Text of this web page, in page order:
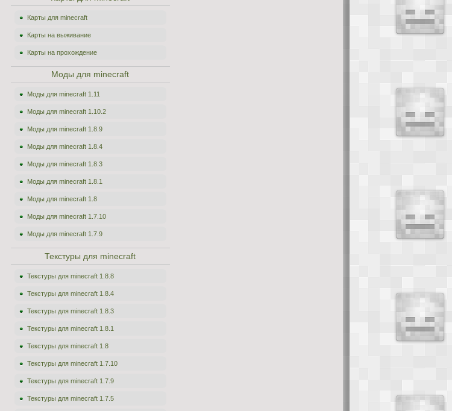
Карты для minecraft
Карты на выживание
Карты на прохождение
Моды для minecraft
Моды для minecraft 1.11
Моды для minecraft 1.10.2
Моды для minecraft 1.8.9
Моды для minecraft 1.8.4
Моды для minecraft 1.8.3
Моды для minecraft 1.8.1
Моды для minecraft 1.8
Моды для minecraft 1.7.10
Моды для minecraft 1.7.9
Текстуры для minecraft
Текстуры для minecraft 1.8.8
Текстуры для minecraft 1.8.4
Текстуры для minecraft 1.8.3
Текстуры для minecraft 1.8.1
Текстуры для minecraft 1.8
Текстуры для minecraft 1.7.10
Текстуры для minecraft 1.7.9
Текстуры для minecraft 1.7.5